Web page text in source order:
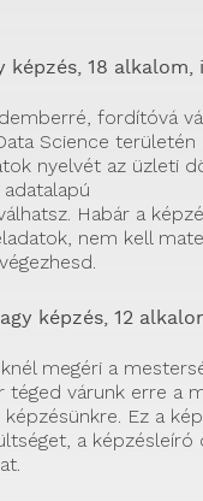
képzés, 18 alkalom,
fordítóvá
Science
nyelvét az üzleti
Habár a
nem kell
képzés, 12
megéri a
téged várunk erre a
Ez a
a képzésleíró